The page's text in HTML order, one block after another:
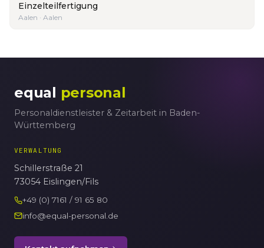
Einzelteilfertigung
Aalen · Aalen
equal personal
Personaldienstleister & Zeitarbeit in Baden-
Württemberg
VERWALTUNG
Schillerstraße 21
73054 Eislingen/Fils
+49 (0) 7161 / 91 65 80
info@equal-personal.de